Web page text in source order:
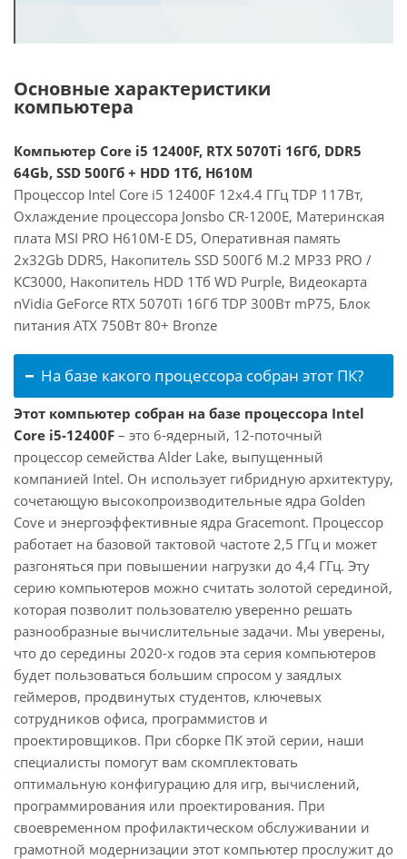
Основные характеристики
компьютера
Компьютер Core i5 12400F, RTX 5070Ti 16Гб, DDR5
64Gb, SSD 500Гб + HDD 1Тб, H610M
Процессор Intel Core i5 12400F 12x4.4 ГГц TDP 117Вт,
Охлаждение процессора Jonsbo CR-1200E, Материнская
плата MSI PRO H610M-E D5, Оперативная память
2x32Gb DDR5, Накопитель SSD 500Гб M.2 MP33 PRO /
KC3000, Накопитель HDD 1Тб WD Purple, Видеокарта
nVidia GeForce RTX 5070Ti 16Гб TDP 300Вт mP75, Блок
питания ATX 750Вт 80+ Bronze
На базе какого процессора собран этот ПК?
Этот компьютер собран на базе процессора Intel
Core i5-12400F – это 6-ядерный, 12-поточный
процессор семейства Alder Lake, выпущенный
компанией Intel. Он использует гибридную архитектуру,
сочетающую высокопроизводительные ядра Golden
Cove и энергоэффективные ядра Gracemont. Процессор
работает на базовой тактовой частоте 2,5 ГГц и может
разгоняться при повышении нагрузки до 4,4 ГГц. Эту
серию компьютеров можно считать золотой серединой,
которая позволит пользователю уверенно решать
разнообразные вычислительные задачи. Мы уверены,
что до середины 2020-х годов эта серия компьютеров
будет пользоваться большим спросом у заядлых
геймеров, продвинутых студентов, ключевых
сотрудников офиса, программистов и
проектировщиков. При сборке ПК этой серии, наши
специалисты помогут вам скомплектовать
оптимальную конфигурацию для игр, вычислений,
программирования или проектирования. При
своевременном профилактическом обслуживании и
грамотной модернизации этот компьютер прослужит до